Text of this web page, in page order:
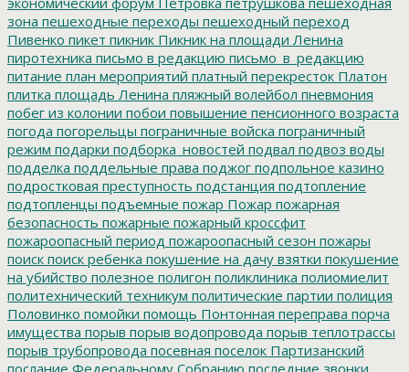
зона пешеходные переходы пешеходный переход
Пивенко пикет пикник Пикник на площади Ленина
пиротехника письмо в редакцию письмо_в_редакцию
питание план мероприятий платный перекресток Платон
плитка площадь Ленина пляжный волейбол пневмония
побег из колонии побои повышение пенсионного возраста
погода погорельцы пограничные войска пограничный
режим подарки подборка_новостей подвал подвоз воды
подделка поддельные права поджог подпольное казино
подростковая преступность подстанция подтопление
подтопленцы подъемные пожар Пожар пожарная
безопасность пожарные пожарный кроссфит
пожароопасный период пожароопасный сезон пожары
поиск поиск ребенка покушение на дачу взятки покушение
на убийство полезное полигон поликлиника полиомиелит
политехнический техникум политические партии полиция
Половинко помойки помощь Понтонная переправа порча
имущества порыв порыв водопровода порыв теплотрассы
порыв трубопровода посевная поселок Партизанский
послание Федеральному Собранию последние звонки